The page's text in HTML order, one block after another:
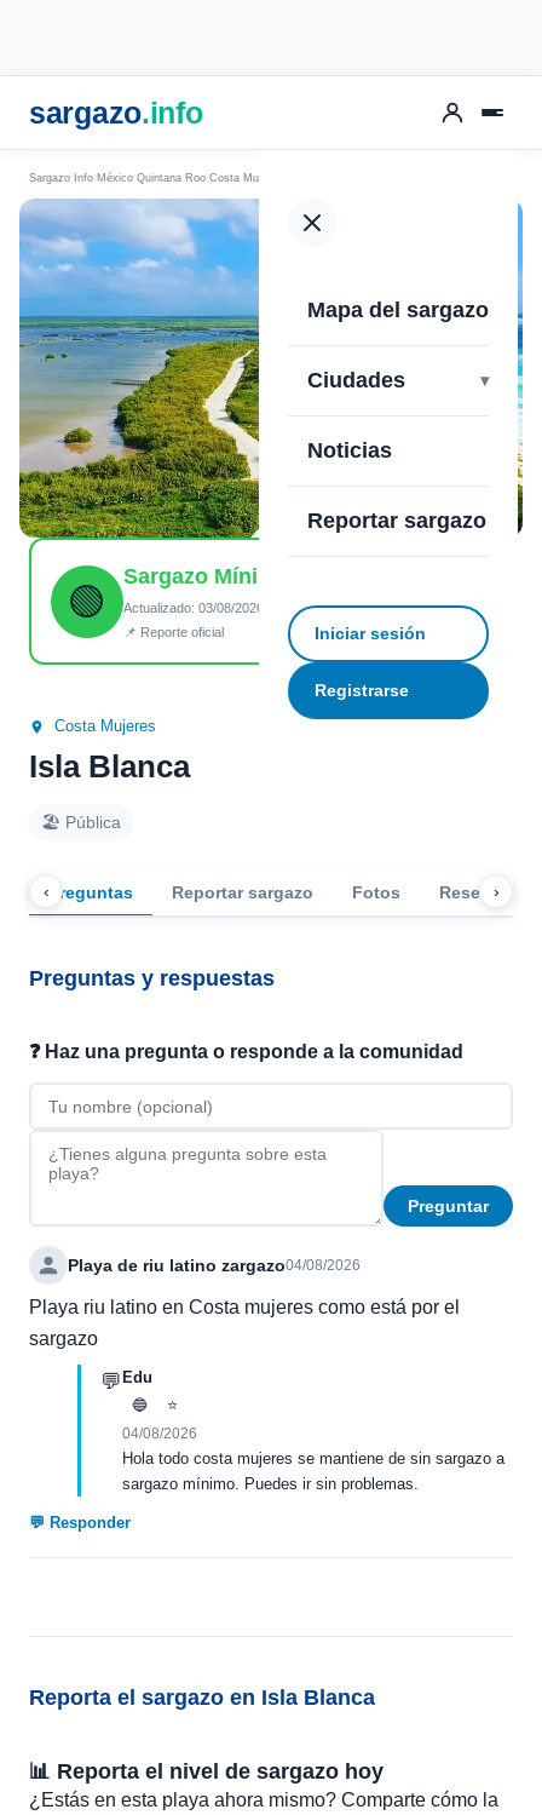
sargazo.info
Mapa del sargazo
Ciudades
Noticias
Reportar sargazo
Iniciar sesión
Registrarse
Sargazo Info México Quintana Roo Costa Mujeres
Ver todas las fotos (2)
🟢
Sargazo Mínimo
Actualizado: 03/08/2026 15:44
📌 Reporte oficial
Costa Mujeres
Isla Blanca
🏖️ Pública
‹ Preguntas Reportar sargazo Fotos Reseñas
›
Preguntas y respuestas
❓ Haz una pregunta o responde a la comunidad
Preguntar
Playa de riu latino zargazo04/08/2026
Playa riu latino en Costa mujeres como está por el
sargazo
💬 Edu
🔵
⭐
04/08/2026
Hola todo costa mujeres se mantiene de sin sargazo a
sargazo mínimo. Puedes ir sin problemas.
💬 Responder
Reporta el sargazo en Isla Blanca
📊 Reporta el nivel de sargazo hoy
¿Estás en esta playa ahora mismo? Comparte cómo la